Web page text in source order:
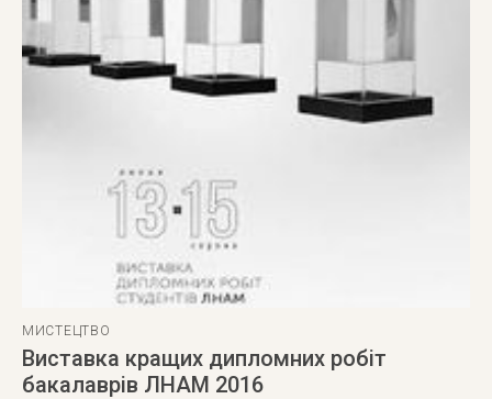
МИСТЕЦТВО
Виставка кращих дипломних робіт
бакалаврів ЛНАМ 2016